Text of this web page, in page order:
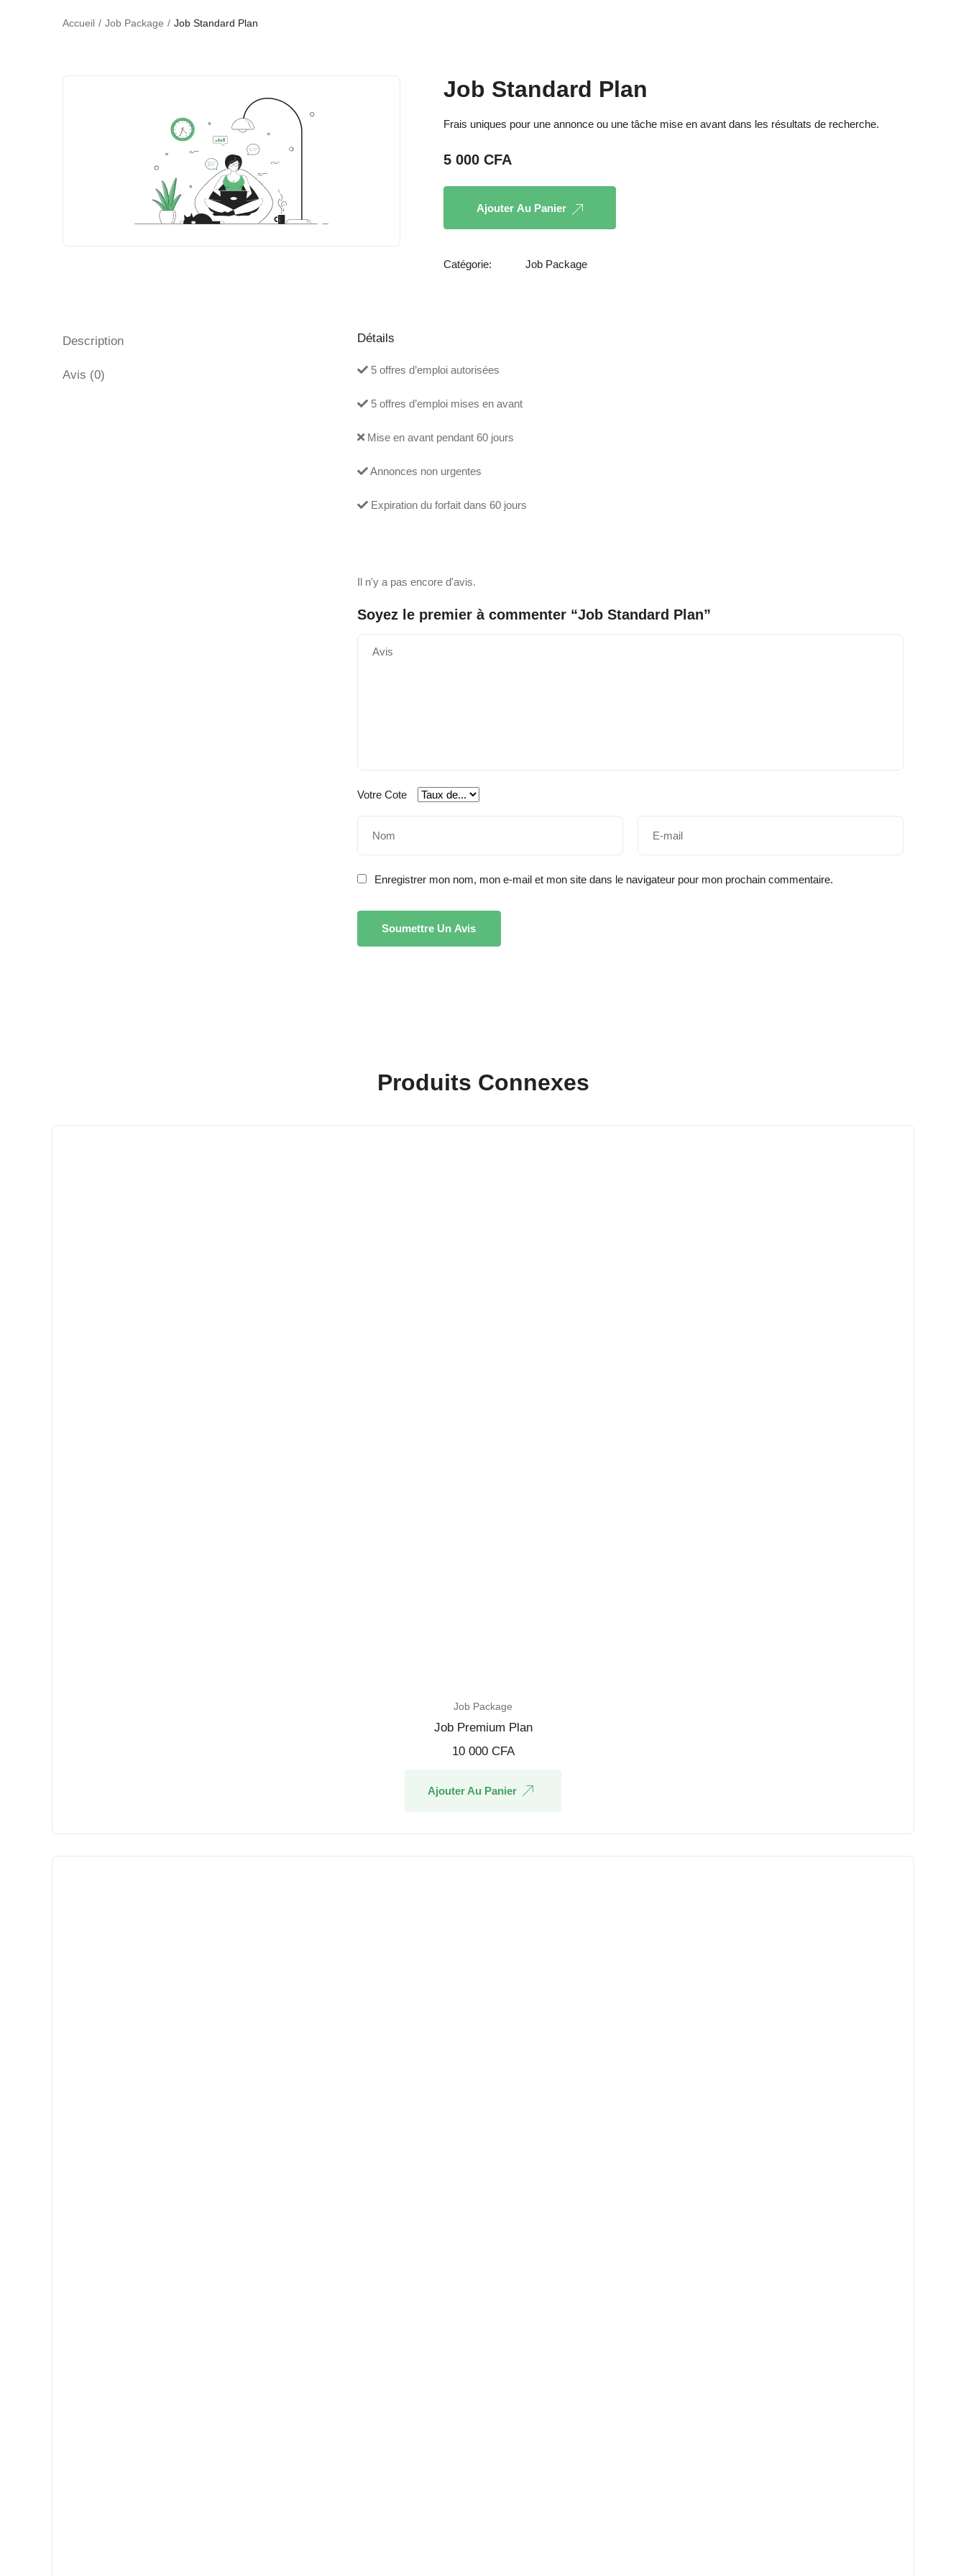
Accueil Job Package Job Standard Plan
Job Standard Plan
Frais uniques pour une annonce ou une tâche mise en avant dans les résultats de recherche.
5 000 CFA
Ajouter Au Panier
Catégorie: Job Package
Description
Avis (0)
Détails
5 offres d’emploi autorisées
5 offres d’emploi mises en avant
Mise en avant pendant 60 jours
Annonces non urgentes
Expiration du forfait dans 60 jours
Il n'y a pas encore d'avis.
Soyez le premier à commenter “Job Standard Plan”
Votre Cote
Enregistrer mon nom, mon e-mail et mon site dans le navigateur pour mon prochain commentaire.
Produits Connexes
Job Package
Job Premium Plan
10 000 CFA
Ajouter Au Panier